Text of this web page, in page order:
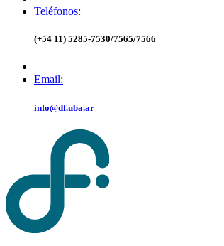
Teléfonos:
(+54 11) 5285-7530/7565/7566
Email:
info@df.uba.ar